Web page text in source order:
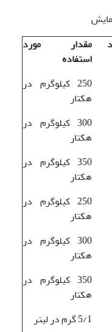
مقدار مورد
استفاده
250 کیلوگرم در
هکتار
300 کیلوگرم در
هکتار
350 کیلوگرم در
هکتار
250 کیلوگرم در
هکتار
300 کیلوگرم در
هکتار
350 کیلوگرم در
هکتار
5/1 گرم در لیتر